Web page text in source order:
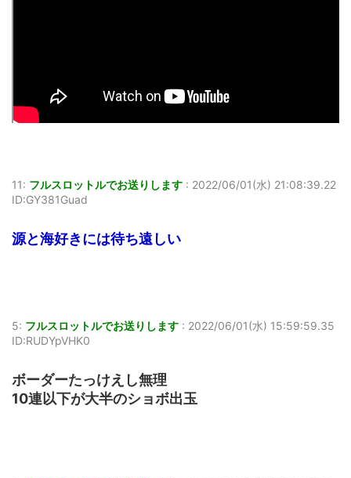
11: フルスロットルでお送りします : 2022/06/01(水) 21:08:39.22
ID:GY381Guad
源と海好きには待ち遠しい
5: フルスロットルでお送りします : 2022/06/01(水) 15:59:59.35
ID:RUDYpVHK0
ボーダーたっけえし無理
10連以下が大半のショボ出玉